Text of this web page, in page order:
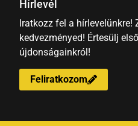
Hírlevél
Iratkozz fel a hírlevelünkre!
kedvezményed! Értesülj
újdonságainkról!
Feliratkozom